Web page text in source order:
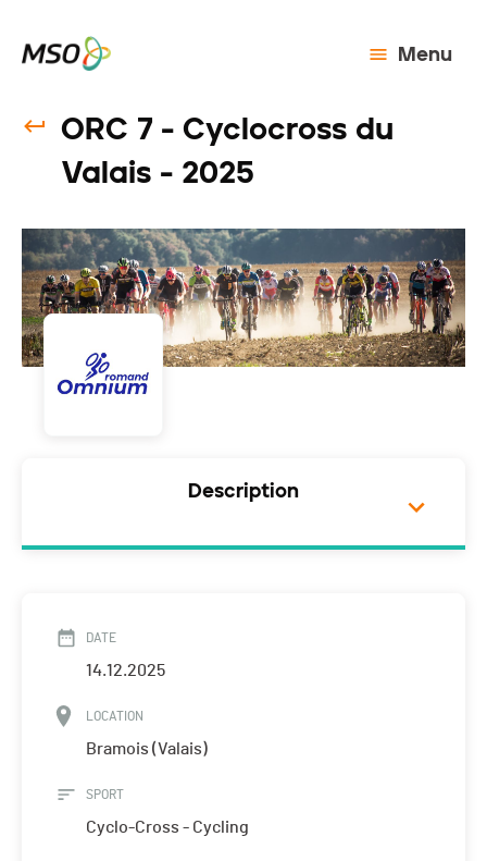
Menu
ORC 7 - Cyclocross du
Valais - 2025
Description
DATE
14.12.2025
LOCATION
Bramois (Valais)
SPORT
Cyclo-Cross - Cycling